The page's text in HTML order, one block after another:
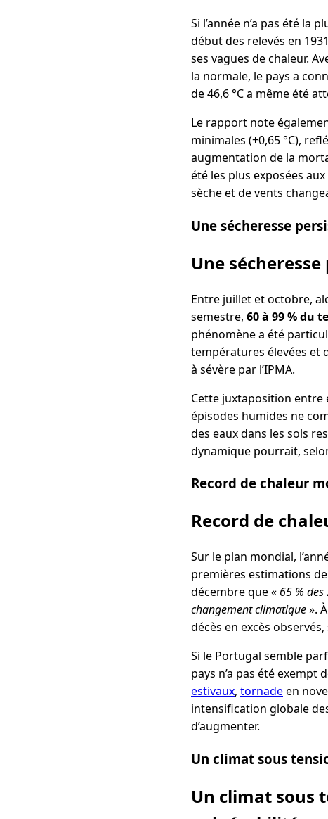
Si l’année n’a pas été la
début des relevés en
ses vagues de chaleur.
la normale, le pays a
de 46,6 °C a même été
Le rapport note
minimales (+0,65 °C),
augmentation de la
été les plus exposées
sèche et de vents
Une sécheresse
Une
Entre juillet et octobre,
semestre, 60 à 99 % du
phénomène a été
températures élevées et
à sévère par l’IPMA.
Cette juxtaposition entre
épisodes humides ne
des eaux dans les sols
dynamique pourrait,
Record de chaleur
Record de
Sur le plan mondial,
premières estimations
décembre que « 65 %
changement climatique».
décès en excès
Si le Portugal semble
pays n’a pas été exempt
estivaux, tornadeen
intensification globale
d’augmenter.
Un climat sous
Un climat sous